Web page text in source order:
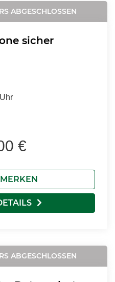
ABGESCHLOSSEN
sicher
€
ABGESCHLOSSEN